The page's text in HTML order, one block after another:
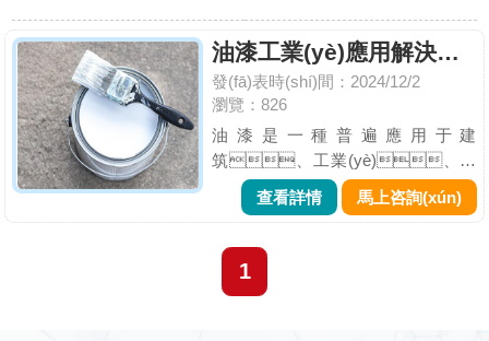
油漆工業(yè)應用解決方案
發(fā)表時(shí)間：2024/12/2
瀏覽：826
油漆是一種普遍應用于建
筑、工業(yè)、藝
術(shù)和裝飾領(lǐng)域的涂料產
(chǎn)品，由顏料、溶
組成。其主要功能是涂覆在
物體表面，起到裝
查看詳情 馬上咨詢(xún)
1